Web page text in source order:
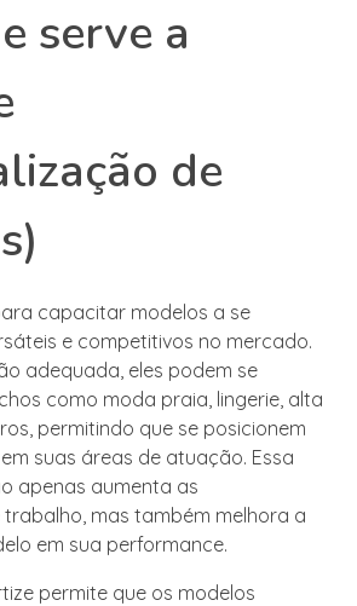
serve a
de
capacitar modelos a se
e competitivos no mercado.
adequada, eles podem se
como moda praia, lingerie, alta
permitindo que se posicionem
suas áreas de atuação. Essa
apenas aumenta as
mas também melhora a
em sua performance.
permite que os modelos